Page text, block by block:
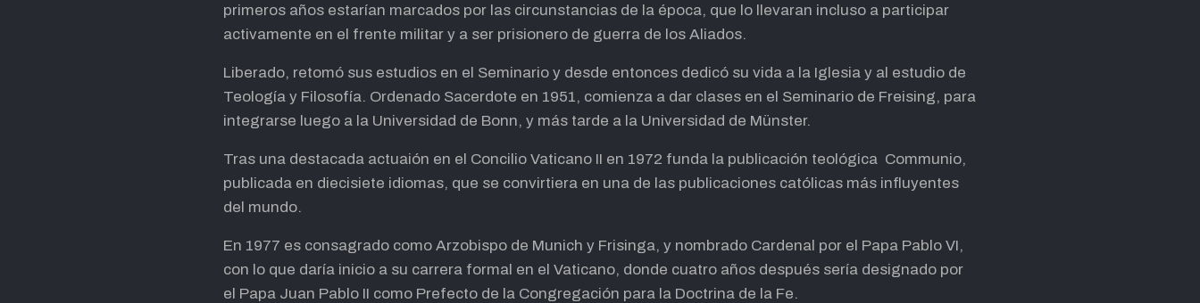
primeros años estarían marcados por las circunstancias de la época, que lo llevaran incluso a participar
activamente en el frente militar y a ser prisionero de guerra de los Aliados.
Liberado, retomó sus estudios en el Seminario y desde entonces dedicó su vida a la Iglesia y al estudio de
Teología y Filosofía. Ordenado Sacerdote en 1951, comienza a dar clases en el Seminario de Freising, para
integrarse luego a la Universidad de Bonn, y más tarde a la Universidad de Münster.
Tras una destacada actuaión en el Concilio Vaticano II en 1972 funda la publicación teológica Communio,
publicada en diecisiete idiomas, que se convirtiera en una de las publicaciones católicas más influyentes
del mundo.
En 1977 es consagrado como Arzobispo de Munich y Frisinga, y nombrado Cardenal por el Papa Pablo VI,
con lo que daría inicio a su carrera formal en el Vaticano, donde cuatro años después sería designado por
el Papa Juan Pablo II como Prefecto de la Congregación para la Doctrina de la Fe.